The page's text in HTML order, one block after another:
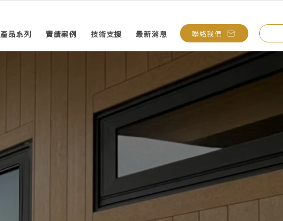
產品系列 實績案例 技術支援 最新消息 聯絡我們